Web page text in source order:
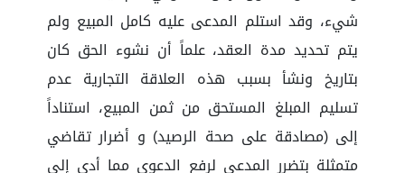
شيء، وقد استلم المدعى عليه كامل المبيع ولم
يتم تحديد مدة العقد، علماً أن نشوء الحق كان
بتاريخ ونشأ بسبب هذه العلاقة التجارية عدم
تسليم المبلغ المستحق من ثمن المبيع، استناداً
إلى (مصادقة على صحة الرصيد) و أضرار تقاضي
متمثلة بتضرر المدعي لرفع الدعوى مما أدى إلى